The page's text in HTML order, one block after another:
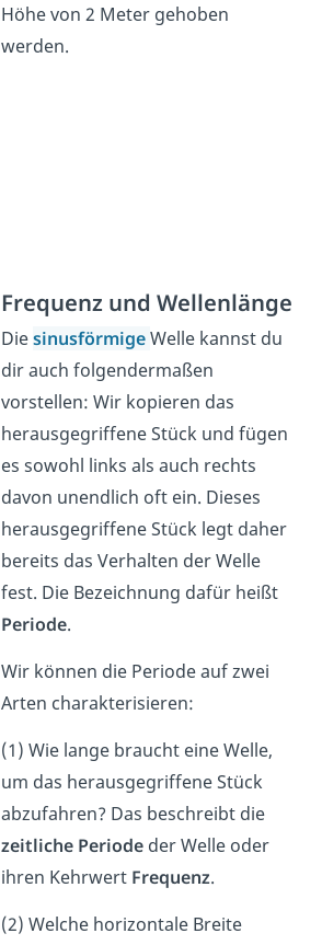
Höhe von 2 Meter gehoben
werden.
Frequenz und Wellenlänge
DiesinusförmigeWelle kannst du
dir auch folgendermaßen
vorstellen: Wir kopieren das
herausgegriffene Stück und fügen
es sowohl links als auch rechts
davon unendlich oft ein. Dieses
herausgegriffene Stück legt daher
bereits das Verhalten der Welle
fest. Die Bezeichnung dafür heißt
Periode.
Wir können die Periode auf zwei
Arten charakterisieren:
(1) Wie lange braucht eine Welle,
um das herausgegriffene Stück
abzufahren? Das beschreibt die
zeitliche Periode der Welle oder
ihren Kehrwert Frequenz.
(2) Welche horizontale Breite